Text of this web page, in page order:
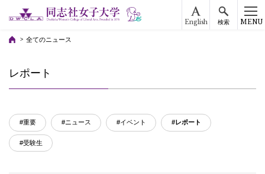
English 検索 MENU
全てのニュース
レポート
#重要 #ニュース #イベント #レポート
#受験生